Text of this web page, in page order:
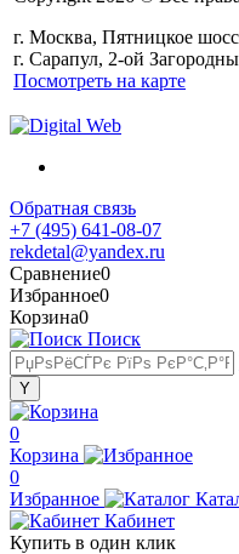
г. Москва, Пятницкое
г. Сарапул, 2-ой
Посмотреть на карте
Обратная связь
+7 (495) 641-08-07
rekdetal@yandex.ru
Сравнение0
Избранное0
Корзина0
Поиск
0
Корзина
0
Избранное
Кабинет
Купить в один клик